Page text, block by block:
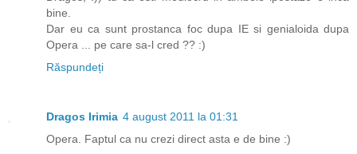
bine.
Dar eu ca sunt prostanca foc dupa IE si genialoida dupa
Opera ... pe care sa-l cred ?? :)
Răspundeți
Dragos Irimia 4 august 2011 la 01:31
Opera. Faptul ca nu crezi direct asta e de bine :)